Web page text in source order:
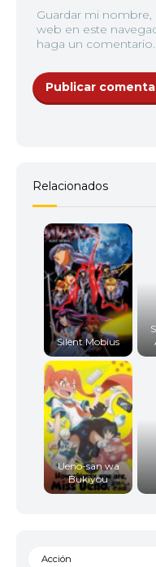
Guardar mi
web en este
haga un comentario.
Relacionados
Silent Mobius
Ueno-san wa
Bukiyou
Acción